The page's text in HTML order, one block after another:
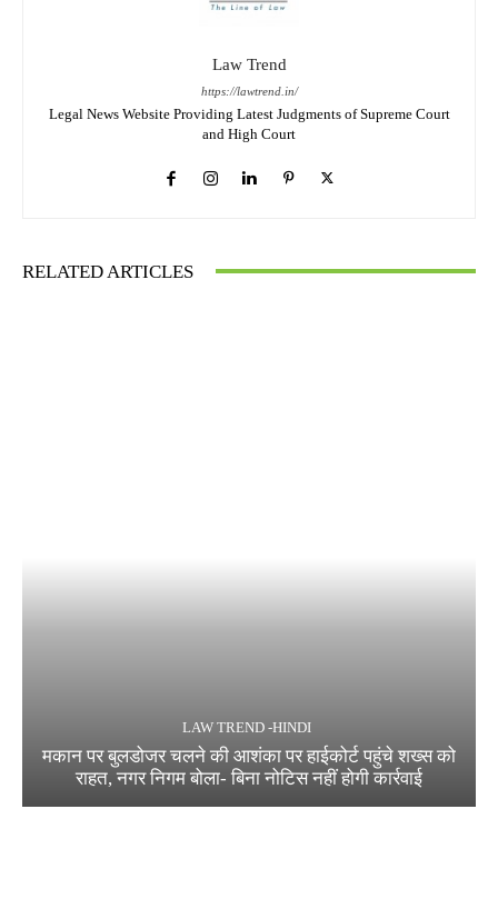
Law Trend
https://lawtrend.in/
Legal News Website Providing Latest Judgments of Supreme Court
and High Court
RELATED ARTICLES
LAW TREND -HINDI
मकान पर बुलडोजर चलने की आशंका पर हाईकोर्ट पहुंचे शख्स को
राहत, नगर निगम बोला- बिना नोटिस नहीं होगी कार्रवाई